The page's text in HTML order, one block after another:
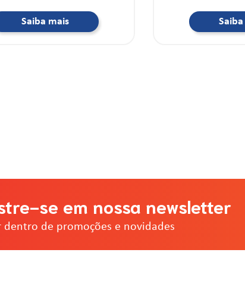
Saiba mais
se em nossa newsletter
dentro de promoções e novidades